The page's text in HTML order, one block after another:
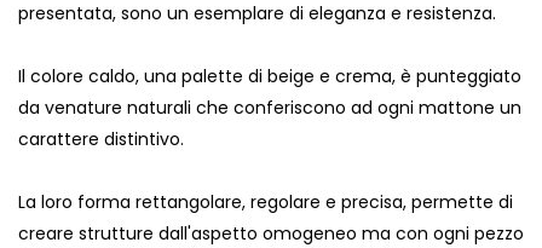
presentata, sono un esemplare di eleganza e resistenza.
Il colore caldo, una palette di beige e crema, è punteggiato
da venature naturali che conferiscono ad ogni mattone un
carattere distintivo.
La loro forma rettangolare, regolare e precisa, permette di
creare strutture dall'aspetto omogeneo ma con ogni pezzo